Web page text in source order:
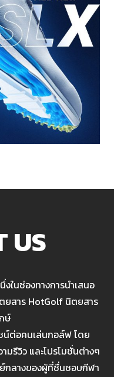
US
ในช่องทางการนำเสนอ
ยสาร HotGolf นิตยสาร
ษ์
น์ต่อคนเล่นกอล์ฟ โดย
รีวิว และโปรโมชั่นต่างๆ
กลางของผู้ที่ชื่นชอบกีฬา